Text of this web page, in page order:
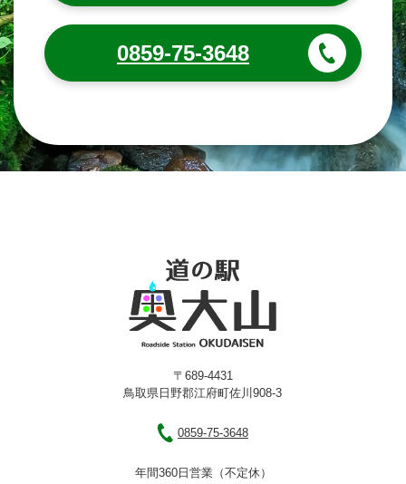
0859-75-3648
〒689-4431
鳥取県日野郡江府町佐川908-3
0859-75-3648
年間360日営業（不定休）